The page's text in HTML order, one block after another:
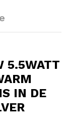
5.5WATT
IN DE